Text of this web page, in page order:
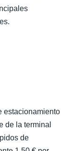
estacionamiento
de la terminal
de